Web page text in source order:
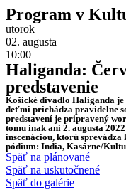
Program v
utorok
02. augusta
10:00
Haliganda:
predstavenie
Košické divadlo Haliganda
deťmi prichádza pravidelne
predstavení je pripravený
tomu inak ani 2. augusta
inscenáciou, ktorú
pódium: India, Kasárne/
Späť na plánované
Späť na uskutočnené
Späť do galérie